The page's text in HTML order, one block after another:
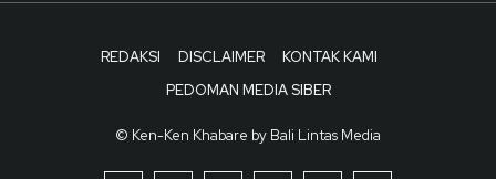
REDAKSI DISCLAIMER
KONTAK KAMI
PEDOMAN MEDIA SIBER
© Ken-Ken Khabare by Bali Lintas Media